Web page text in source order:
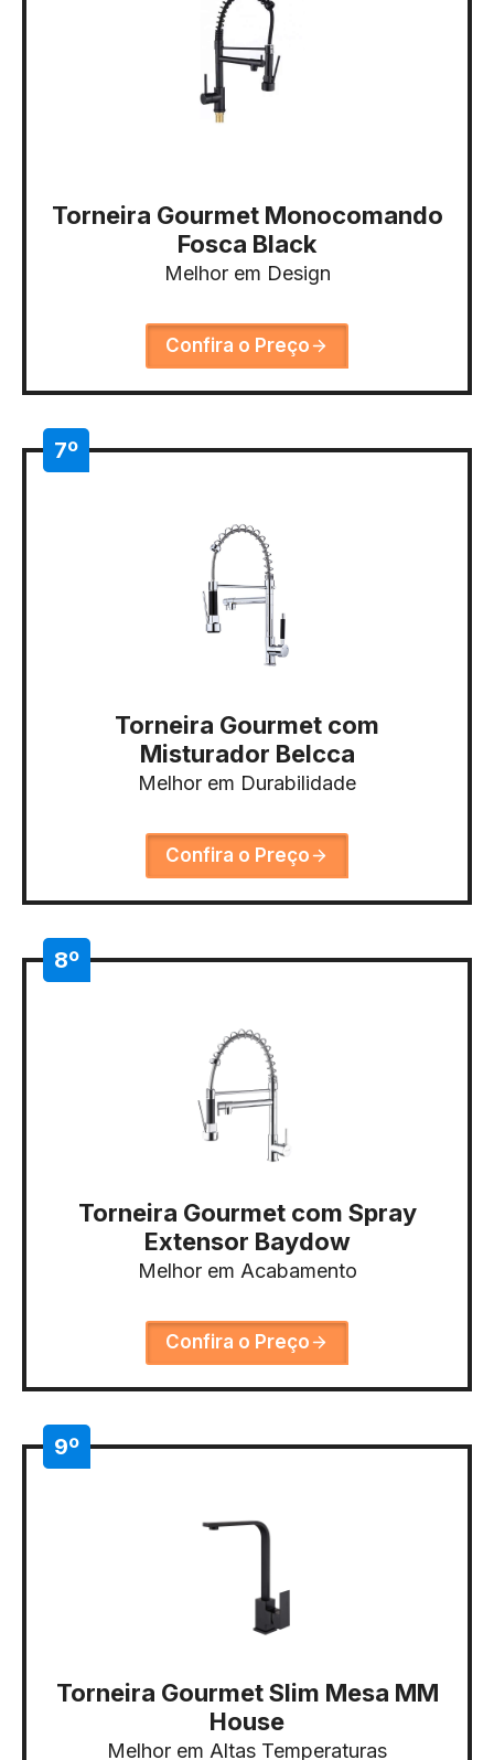
Torneira Gourmet Monocomando
Fosca Black
Melhor em Design
Confira o Preço
7º
Torneira Gourmet com
Misturador Belcca
Melhor em Durabilidade
Confira o Preço
8º
Torneira Gourmet com Spray
Extensor Baydow
Melhor em Acabamento
Confira o Preço
9º
Torneira Gourmet Slim Mesa MM
House
Melhor em Altas Temperaturas